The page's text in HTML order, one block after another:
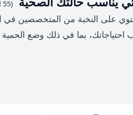
(55 اخصائي تغذية)
على النخبة من المتخصصين في
بما في ذلك وضع الحمية